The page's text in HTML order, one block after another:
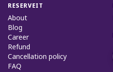
RESERVEIT
About
Blog
Career
Refund
Cancellation policy
FAQ